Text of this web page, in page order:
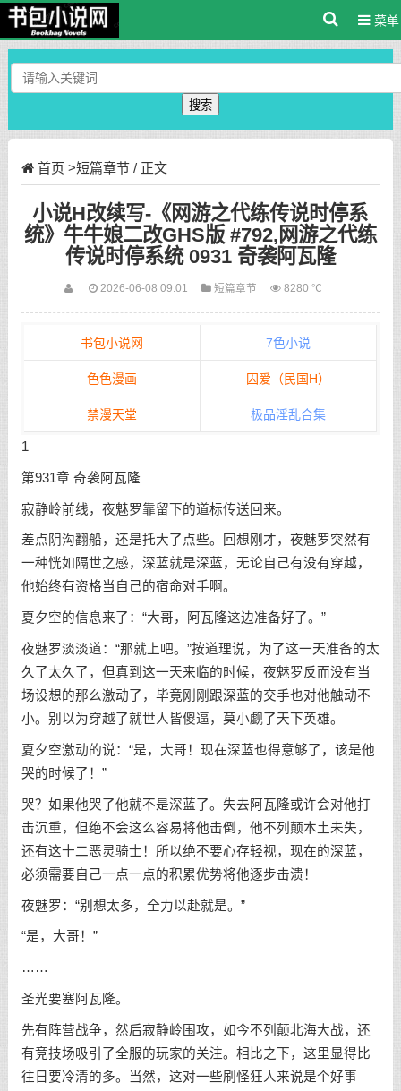
菜单
搜索
首页 >短篇章节/ 正文
小说H改续写-《网游之代练传说时停系
统》牛牛娘二改GHS版 #792,网游之代练
传说时停系统 0931 奇袭阿瓦隆
2026-06-08 09:01 短篇章节 8280 ℃
书包小说网 7色小说
色色漫画 囚爱（民国H）
禁漫天堂 极品淫乱合集
1
第931章 奇袭阿瓦隆
寂静岭前线，夜魅罗靠留下的道标传送回来。
差点阴沟翻船，还是托大了点些。回想刚才，夜魅罗突然有
一种恍如隔世之感，深蓝就是深蓝，无论自己有没有穿越，
他始终有资格当自己的宿命对手啊。
夏夕空的信息来了：“大哥，阿瓦隆这边准备好了。”
夜魅罗淡淡道：“那就上吧。”按道理说，为了这一天准备的太
久了太久了，但真到这一天来临的时候，夜魅罗反而没有当
场设想的那么激动了，毕竟刚刚跟深蓝的交手也对他触动不
小。别以为穿越了就世人皆傻逼，莫小觑了天下英雄。
夏夕空激动的说：“是，大哥！现在深蓝也得意够了，该是他
哭的时候了！”
哭？如果他哭了他就不是深蓝了。失去阿瓦隆或许会对他打
击沉重，但绝不会这么容易将他击倒，他不列颠本土未失，
还有这十二恶灵骑士！所以绝不要心存轻视，现在的深蓝，
必须需要自己一点一点的积累优势将他逐步击溃！
夜魅罗：“别想太多，全力以赴就是。”
“是，大哥！”
……
圣光要塞阿瓦隆。
先有阵营战争，然后寂静岭围攻，如今不列颠北海大战，还
有竞技场吸引了全服的玩家的关注。相比之下，这里显得比
往日要冷清的多。当然，这对一些刷怪狂人来说是个好事